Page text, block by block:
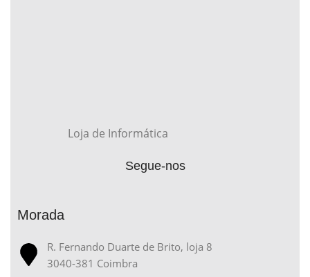
Loja de Informática
Segue-nos
Morada
R. Fernando Duarte de Brito, loja 8
3040-381 Coimbra